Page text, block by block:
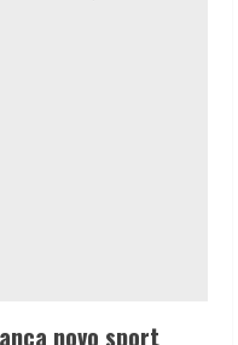
novo sport